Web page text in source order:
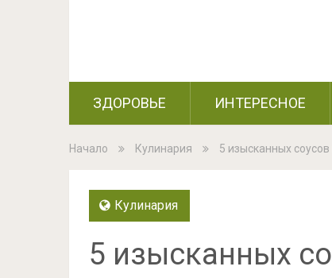
ЗДОРОВЬЕ ИНТЕРЕСНОЕ
Начало Кулинария 5 изысканных
Кулинария
5 изысканных